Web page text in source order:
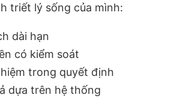
triết lý sống của mình:
dài hạn
có kiểm soát
trong quyết định
dựa trên hệ thống